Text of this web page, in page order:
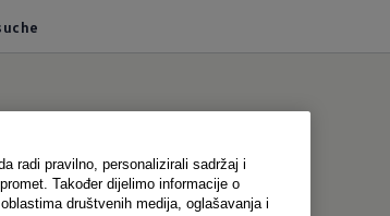
radi pravilno, personalizirali sadržaj i
Također dijelimo informacije o
društvenih medija, oglašavanja i